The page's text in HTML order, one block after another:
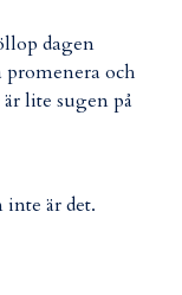
dagen
och
lite sugen på
inte är det.